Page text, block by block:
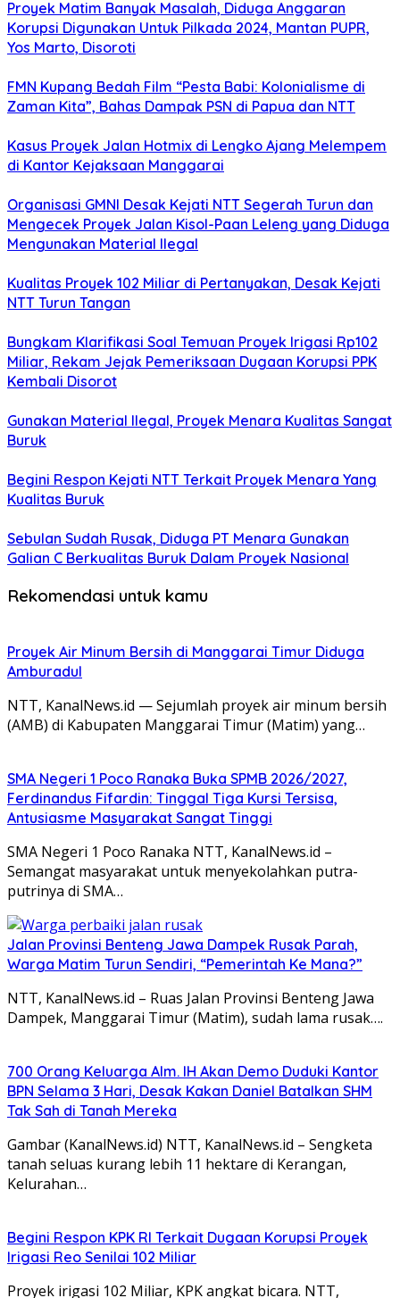
Proyek Matim Banyak Masalah, Diduga Anggaran
Korupsi Digunakan Untuk Pilkada 2024, Mantan PUPR,
Yos Marto, Disoroti
FMN Kupang Bedah Film “Pesta Babi: Kolonialisme di
Zaman Kita”, Bahas Dampak PSN di Papua dan NTT
Kasus Proyek Jalan Hotmix di Lengko Ajang Melempem
di Kantor Kejaksaan Manggarai
Organisasi GMNI Desak Kejati NTT Segerah Turun dan
Mengecek Proyek Jalan Kisol-Paan Leleng yang Diduga
Mengunakan Material Ilegal
Kualitas Proyek 102 Miliar di Pertanyakan, Desak Kejati
NTT Turun Tangan
Bungkam Klarifikasi Soal Temuan Proyek Irigasi Rp102
Miliar, Rekam Jejak Pemeriksaan Dugaan Korupsi PPK
Kembali Disorot
Gunakan Material Ilegal, Proyek Menara Kualitas Sangat
Buruk
Begini Respon Kejati NTT Terkait Proyek Menara Yang
Kualitas Buruk
Sebulan Sudah Rusak, Diduga PT Menara Gunakan
Galian C Berkualitas Buruk Dalam Proyek Nasional
Rekomendasi untuk kamu
Proyek Air Minum Bersih di Manggarai Timur Diduga
Amburadul
NTT, KanalNews.id — Sejumlah proyek air minum bersih
(AMB) di Kabupaten Manggarai Timur (Matim) yang…
SMA Negeri 1 Poco Ranaka Buka SPMB 2026/2027,
Ferdinandus Fifardin: Tinggal Tiga Kursi Tersisa,
Antusiasme Masyarakat Sangat Tinggi
SMA Negeri 1 Poco Ranaka NTT, KanalNews.id –
Semangat masyarakat untuk menyekolahkan putra-
putrinya di SMA…
Jalan Provinsi Benteng Jawa Dampek Rusak Parah,
Warga Matim Turun Sendiri, “Pemerintah Ke Mana?”
NTT, KanalNews.id – Ruas Jalan Provinsi Benteng Jawa
Dampek, Manggarai Timur (Matim), sudah lama rusak….
700 Orang Keluarga Alm. IH Akan Demo Duduki Kantor
BPN Selama 3 Hari, Desak Kakan Daniel Batalkan SHM
Tak Sah di Tanah Mereka
Gambar (KanalNews.id) NTT, KanalNews.id – Sengketa
tanah seluas kurang lebih 11 hektare di Kerangan,
Kelurahan…
Begini Respon KPK RI Terkait Dugaan Korupsi Proyek
Irigasi Reo Senilai 102 Miliar
Proyek irigasi 102 Miliar, KPK angkat bicara. NTT,